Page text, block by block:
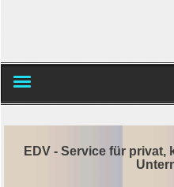
IT-Service
EDV - Service für